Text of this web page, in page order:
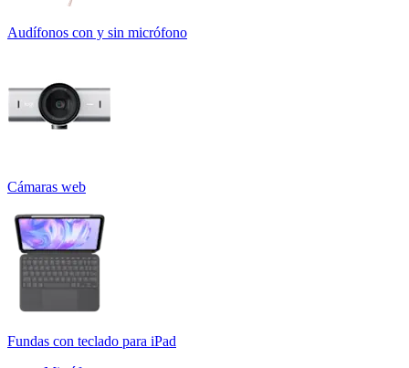
Audífonos con y sin micrófono
Cámaras web
Fundas con teclado para iPad